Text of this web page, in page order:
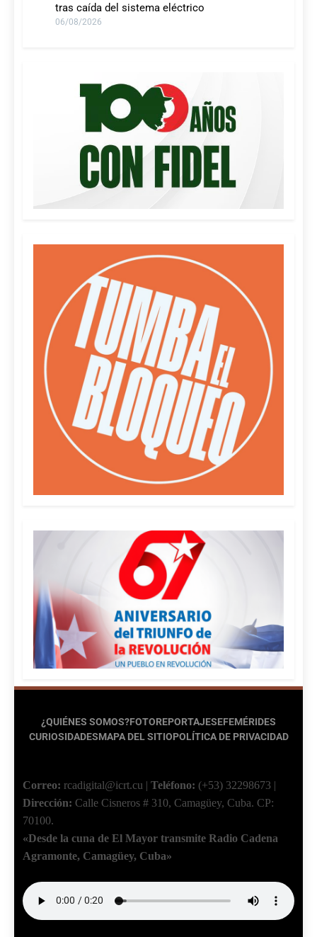
tras caída del sistema eléctrico
06/08/2026
¿QUIÉNES SOMOS?FOTOREPORTAJESEFEMÉRIDES
CURIOSIDADESMAPA DEL SITIOPOLÍTICA DE PRIVACIDAD
Correo: rcadigital@icrt.cu | Teléfono: (+53) 32298673 |
Dirección: Calle Cisneros # 310, Camagüey, Cuba. CP:
70100.
«Desde la cuna de El Mayor transmite Radio Cadena
Agramonte, Camagüey, Cuba»